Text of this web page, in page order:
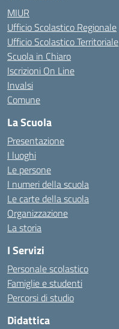
MIUR
Ufficio Scolastico Regionale
Ufficio Scolastico Territoriale
Scuola in Chiaro
Iscrizioni On Line
Invalsi
Comune
La Scuola
Presentazione
I luoghi
Le persone
I numeri della scuola
Le carte della scuola
Organizzazione
La storia
I Servizi
Personale scolastico
Famiglie e studenti
Percorsi di studio
Didattica